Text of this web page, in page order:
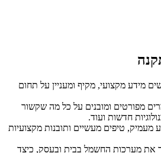
מידע מקצועי, מקיף ומעניין על תחום
מפורטים ומובנים על כל מה שקשור
חדשות ועוד.
מעמיק, טיפים מעשיים ותובנות מקצועיות
את מערכות החשמל בבית ובעסק, כיצד